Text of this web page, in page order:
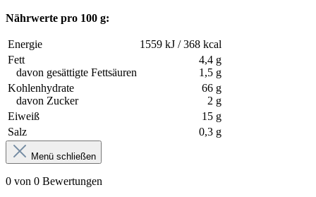
Nährwerte pro 100 g:
Energie
1559 kJ / 368 kcal
Fett
davon gesättigte Fettsäuren
4,4 g
1,5 g
Kohlenhydrate
davon Zucker
66 g
2 g
Eiweiß
15 g
Salz
0,3 g
Menü schließen
0 von 0 Bewertungen